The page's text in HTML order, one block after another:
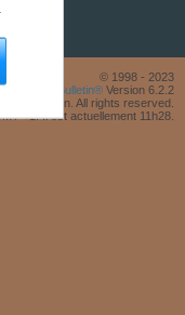
© 1998 - 2023
by
vBulletin® Version 6.2.2
vBulletin. All rights reserved.
+1. Il est actuellement 11h28.